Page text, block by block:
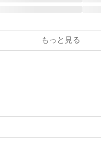
もっと見る